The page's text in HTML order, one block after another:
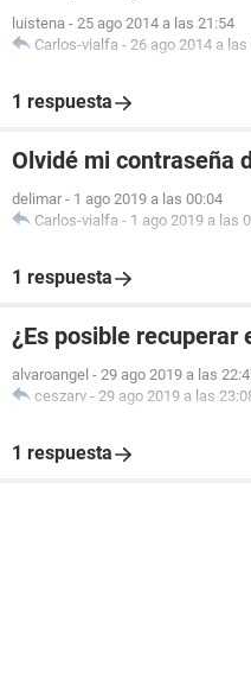
luistena - 25 ago 2014 a las 21:54
Carlos-vialfa - 26 ago 2014 a las
1 respuesta
Olvidé mi contraseña
delimar - 1 ago 2019 a las 00:04
Carlos-vialfa - 1 ago 2019 a las
1 respuesta
¿Es posible recuperar
alvaroangel - 29 ago 2019 a las
ceszarv - 29 ago 2019 a las
1 respuesta